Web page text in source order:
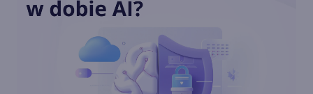
Microsoft rozszerza
aktualizacji Microsoft
Defender. VPN w pakiecie!